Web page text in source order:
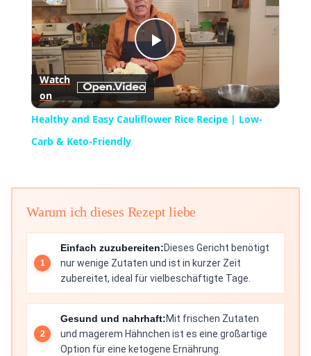
Play
Video
Watch
on
Healthy and Easy Cauliflower Rice Recipe | Low-
Carb & Keto-Friendly
Warum ich dieses Rezept liebe
Einfach zuzubereiten:Dieses Gericht benötigt
nur wenige Zutaten und ist in kurzer Zeit
zubereitet, ideal für vielbeschäftigte Tage.
Gesund und nahrhaft:Mit frischen Zutaten
und magerem Hähnchen ist es eine großartige
Option für eine ketogene Ernährung.